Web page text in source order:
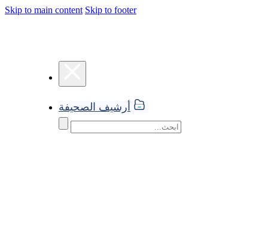
Skip to main content Skip to footer
أرشيف الصحيفة